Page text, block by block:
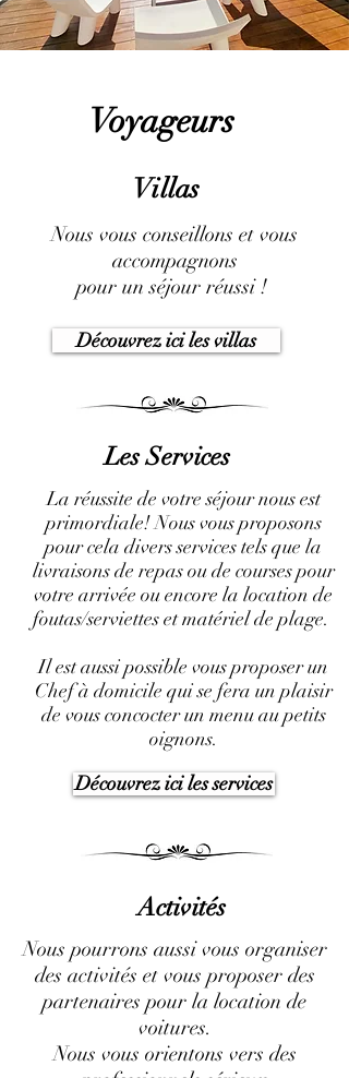
Voyageurs
Villas
Nous vous conseillons et vous
accompagnons
pour un séjour réussi !
Découvrez ici les villas
Les Services
La réussite de votre séjour nous est
primordiale! Nous vous proposons
pour cela divers services tels que la
livraisons de repas ou de courses pour
votre arrivée ou encore la location de
foutas/serviettes et matériel de plage.
Il est aussi possible vous proposer un
Chef à domicile qui se fera un plaisir
de vous concocter un menu au petits
oignons.
Découvrez ici les services
Activités
Nous pourrons aussi vous organiser
des activités et vous proposer des
partenaires pour la location de
voitures.
Nous vous orientons vers des